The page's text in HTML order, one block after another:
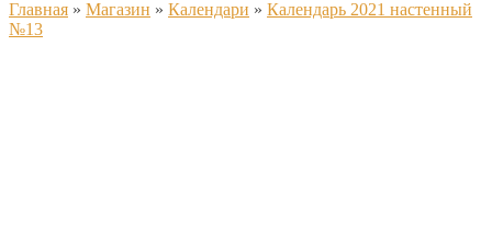
Главная » Магазин » Календари » Календарь 2021 настенный
№13